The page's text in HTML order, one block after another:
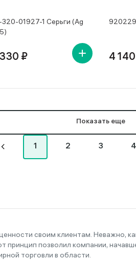
01927-1 Серьги (Ag
₽ 4
Показать еще
1 2 3 4
своим клиентам. Неважно,
позволил компании,
торговли в области.